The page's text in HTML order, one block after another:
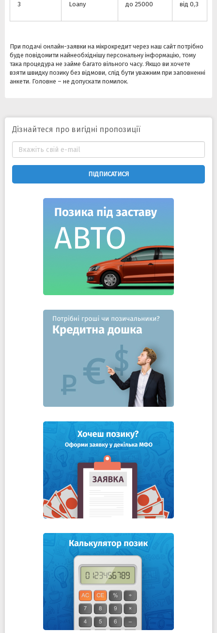
3 Loany до 25000 від 0,3
При подачі онлайн-заявки на мікрокредит через наш сайт потрібно
буде повідомити найнеобхіднішу персональну інформацію, тому
така процедура не займе багато вільного часу. Якщо ви хочете
взяти швидку позику без відмови, слід бути уважним при заповненні
анкети. Головне – не допускати помилок.
Дізнайтеся про вигідні пропозиції
ПІДПИСАТИСЯ